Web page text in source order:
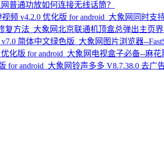
普通功放如何连接无线话筒？
同时支
北京联通机顶盒总弹出主页
图片浏览器--
电视盒子必备--麻花
铃声多多 V8.7.38.0 去广